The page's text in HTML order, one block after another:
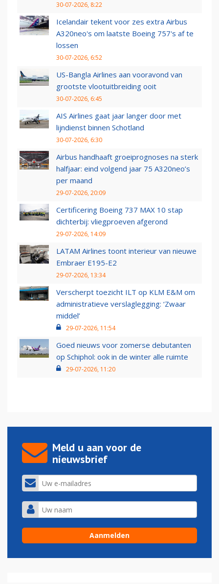
30-07-2026, 8:22
Icelandair tekent voor zes extra Airbus
A320neo's om laatste Boeing 757's af te
lossen
30-07-2026, 6:52
US-Bangla Airlines aan vooravond van
grootste vlootuitbreiding ooit
30-07-2026, 6:45
AIS Airlines gaat jaar langer door met
lijndienst binnen Schotland
30-07-2026, 6:30
Airbus handhaaft groeiprognoses na sterk
halfjaar: eind volgend jaar 75 A320neo’s
per maand
29-07-2026, 20:09
Certificering Boeing 737 MAX 10 stap
dichterbij: vliegproeven afgerond
29-07-2026, 14:09
LATAM Airlines toont interieur van nieuwe
Embraer E195-E2
29-07-2026, 13:34
Verscherpt toezicht ILT op KLM E&M om
administratieve verslaglegging: ‘Zwaar
middel’
29-07-2026, 11:54
Goed nieuws voor zomerse debutanten
op Schiphol: ook in de winter alle ruimte
29-07-2026, 11:20
Meld u aan voor de
nieuwsbrief